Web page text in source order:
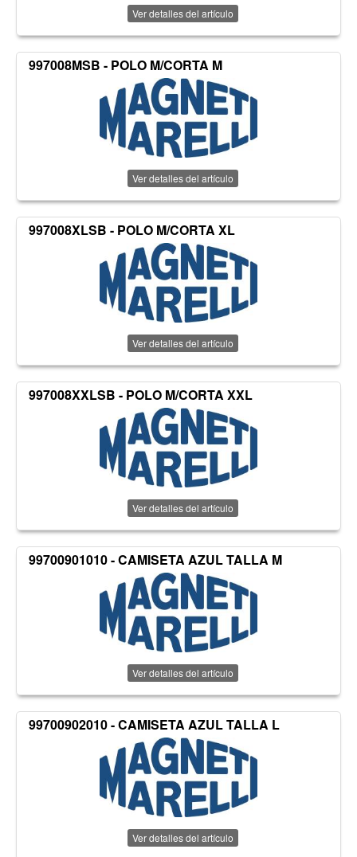
Ver detalles del artículo
997008MSB - POLO M/CORTA M
Ver detalles del artículo
997008XLSB - POLO M/CORTA XL
Ver detalles del artículo
997008XXLSB - POLO M/CORTA XXL
Ver detalles del artículo
99700901010 - CAMISETA AZUL TALLA M
Ver detalles del artículo
99700902010 - CAMISETA AZUL TALLA L
Ver detalles del artículo